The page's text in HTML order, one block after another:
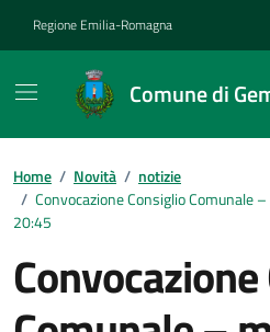
Regione Emilia-Romagna
Comune di
Contenuti in
Home / Novità / notizie
/ Convocazione Consiglio Comunale
20:45